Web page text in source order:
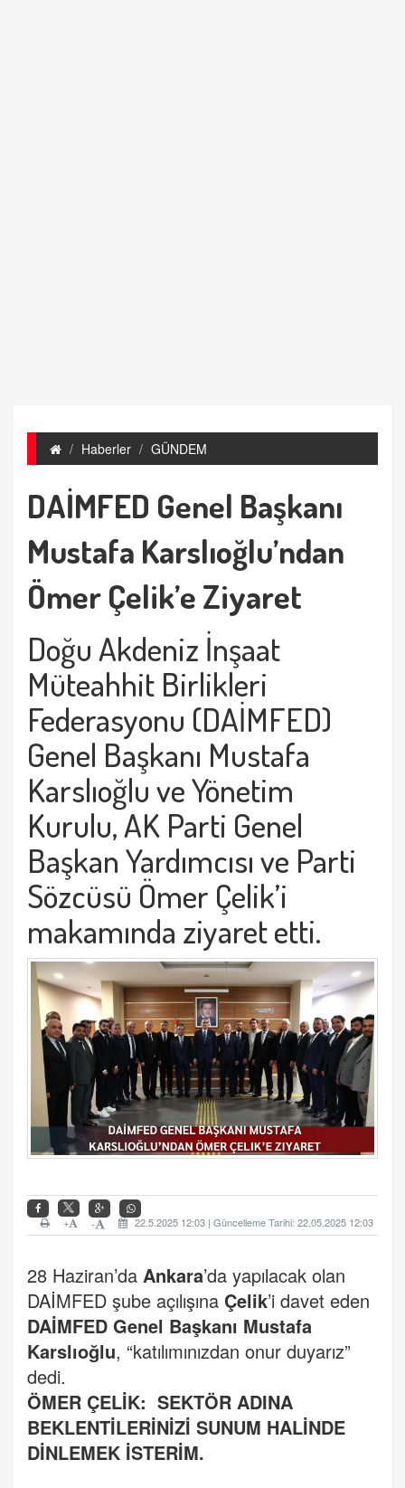
Haberler GÜNDEM
DAİMFED Genel Başkanı
Mustafa Karslıoğlu’ndan
Ömer Çelik’e Ziyaret
Doğu Akdeniz İnşaat
Müteahhit Birlikleri
Federasyonu (DAİMFED)
Genel Başkanı Mustafa
Karslıoğlu ve Yönetim
Kurulu, AK Parti Genel
Başkan Yardımcısı ve Parti
Sözcüsü Ömer Çelik’i
makamında ziyaret etti.
22.5.2025 12:03 | Güncelleme Tarihi: 22.05.2025 12:03
-
+
28 Haziran’da Ankara’da yapılacak olan
DAİMFED şube açılışına Çelik’i davet eden
DAİMFED Genel Başkanı Mustafa
Karslıoğlu, “katılımınızdan onur duyarız”
dedi.
ÖMER ÇELİK: SEKTÖR ADINA
BEKLENTİLERİNİZİ SUNUM HALİNDE
DİNLEMEK İSTERİM.